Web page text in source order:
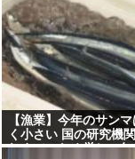
【漁業】今年のサン
く小さい 国の研究機
れまでになく厳しい年